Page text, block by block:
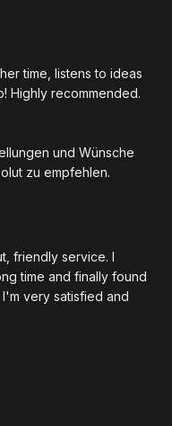
time, listens to ideas
Highly recommended.
und Wünsche
zu empfehlen.
friendly service. I
time and finally found
very satisfied and
lange nach einem
fündig geworden. Er
zufrieden und